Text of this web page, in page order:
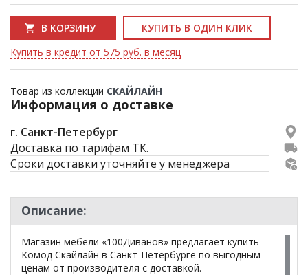
В КОРЗИНУ
КУПИТЬ В ОДИН КЛИК
Купить в кредит от 575 руб. в месяц
Товар из коллекции СКАЙЛАЙН
Информация о доставке
г. Санкт-Петербург
Доставка по тарифам ТК.
Сроки доставки уточняйте у менеджера
Описание:
Магазин мебели «100Диванов» предлагает купить
Комод Скайлайн в Санкт-Петербурге по выгодным
ценам от производителя с доставкой.